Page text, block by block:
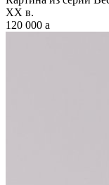
XX в.
120 000 a